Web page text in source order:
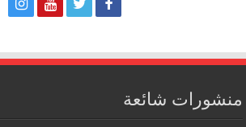
منشورات شائعة